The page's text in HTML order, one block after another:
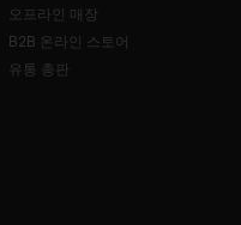
오프라인 매장
B2B 온라인 스토어
유통 총판